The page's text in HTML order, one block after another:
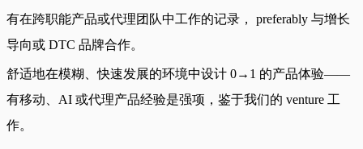
有在跨职能产品或代理团队中工作的记录， preferably 与增长
导向或 DTC 品牌合作。
舒适地在模糊、快速发展的环境中设计 0→1 的产品体验——
有移动、AI 或代理产品经验是强项，鉴于我们的 venture 工
作。